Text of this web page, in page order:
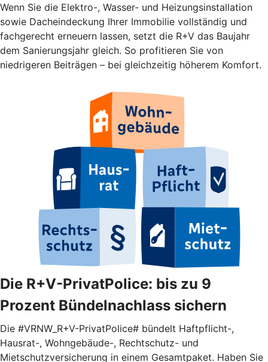
Wenn Sie die Elektro-, Wasser- und Heizungsinstallation
sowie Dacheindeckung Ihrer Immobilie vollständig und
fachgerecht erneuern lassen, setzt die R+V das Baujahr
dem Sanierungsjahr gleich. So profitieren Sie von
niedrigeren Beiträgen – bei gleichzeitig höherem Komfort.
Die R+V-PrivatPolice: bis zu 9
Prozent Bündelnachlass sichern
Die #VRNW_R+V-PrivatPolice# bündelt Haftpflicht-,
Hausrat-, Wohngebäude-, Rechtschutz- und
Mietschutzversicherung in einem Gesamtpaket. Haben Sie